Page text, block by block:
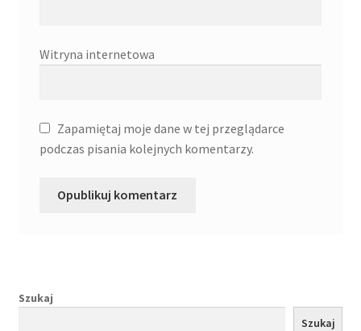
Witryna internetowa
Zapamiętaj moje dane w tej przeglądarce
podczas pisania kolejnych komentarzy.
Szukaj
Szukaj